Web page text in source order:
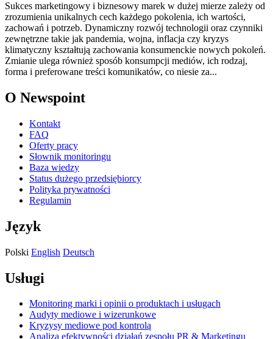
Sukces marketingowy i biznesowy marek w dużej mierze zależy od
zrozumienia unikalnych cech każdego pokolenia, ich wartości,
zachowań i potrzeb. Dynamiczny rozwój technologii oraz czynniki
zewnętrzne takie jak pandemia, wojna, inflacja czy kryzys
klimatyczny kształtują zachowania konsumenckie nowych pokoleń.
Zmianie ulega również sposób konsumpcji mediów, ich rodzaj,
forma i preferowane treści komunikatów, co niesie za...
O Newspoint
Kontakt
FAQ
Oferty pracy
Słownik monitoringu
Baza wiedzy
Status dużego przedsiębiorcy
Polityka prywatności
Regulamin
Język
Polski English Deutsch
Usługi
Monitoring marki i opinii o produktach i usługach
Audyty mediowe i wizerunkowe
Kryzysy mediowe pod kontrolą
Analiza efektywności działań zespołu PR & Marketingu